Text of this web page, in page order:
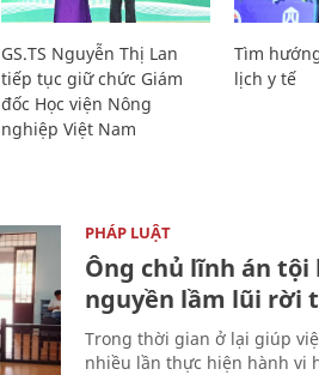
GS.TS Nguyễn Thị Lan
tiếp tục giữ chức Giám
đốc Học viện Nông
nghiệp Việt Nam
Tìm
lịch y tế
PHÁP LUẬT
Ông chủ lĩnh án
nguyền lầm lũi rời
Trong thời gian ở lại giúp
nhiều lần thực hiện hành vi